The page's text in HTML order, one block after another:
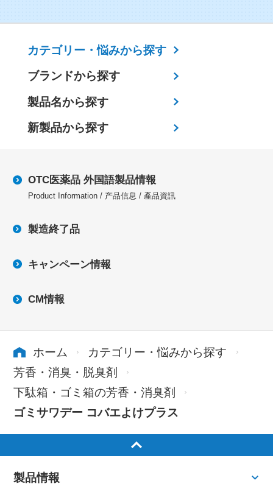
カテゴリー・悩みから探す
ブランドから探す
製品名から探す
新製品から探す
OTC医薬品 外国語製品情報
Product Information / 产品信息 / 產品資訊
製造終了品
キャンペーン情報
CM情報
ホーム
カテゴリー・悩みから探す
芳香・消臭・脱臭剤
下駄箱・ゴミ箱の芳香・消臭剤
ゴミサワデー コバエよけプラス
製品情報